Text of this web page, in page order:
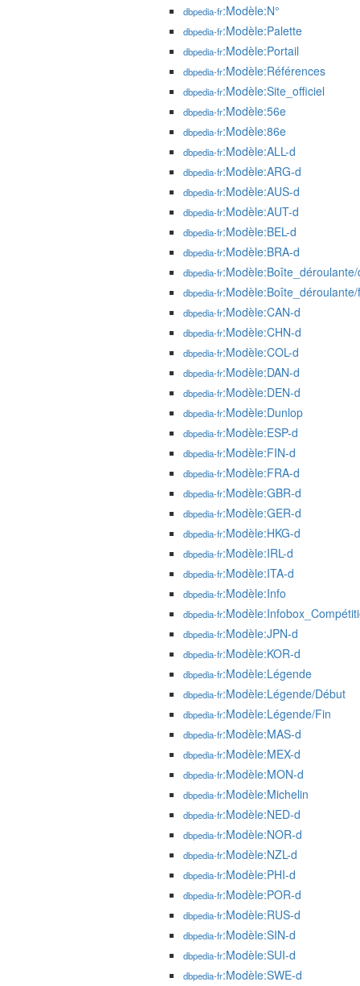
dbpedia-fr:Modèle:N°
dbpedia-fr:Modèle:Palette
dbpedia-fr:Modèle:Portail
dbpedia-fr:Modèle:Références
dbpedia-fr:Modèle:Site_officiel
dbpedia-fr:Modèle:56e
dbpedia-fr:Modèle:86e
dbpedia-fr:Modèle:ALL-d
dbpedia-fr:Modèle:ARG-d
dbpedia-fr:Modèle:AUS-d
dbpedia-fr:Modèle:AUT-d
dbpedia-fr:Modèle:BEL-d
dbpedia-fr:Modèle:BRA-d
dbpedia-fr
dbpedia-fr
dbpedia-fr:Modèle:CAN-d
dbpedia-fr:Modèle:CHN-d
dbpedia-fr:Modèle:COL-d
dbpedia-fr:Modèle:DAN-d
dbpedia-fr:Modèle:DEN-d
dbpedia-fr:Modèle:Dunlop
dbpedia-fr:Modèle:ESP-d
dbpedia-fr:Modèle:FIN-d
dbpedia-fr:Modèle:FRA-d
dbpedia-fr:Modèle:GBR-d
dbpedia-fr:Modèle:GER-d
dbpedia-fr:Modèle:HKG-d
dbpedia-fr:Modèle:IRL-d
dbpedia-fr:Modèle:ITA-d
dbpedia-fr:Modèle:Info
dbpedia-fr
dbpedia-fr:Modèle:JPN-d
dbpedia-fr:Modèle:KOR-d
dbpedia-fr:Modèle:Légende
dbpedia-fr:Modèle:Légende/Début
dbpedia-fr:Modèle:Légende/Fin
dbpedia-fr:Modèle:MAS-d
dbpedia-fr:Modèle:MEX-d
dbpedia-fr:Modèle:MON-d
dbpedia-fr:Modèle:Michelin
dbpedia-fr:Modèle:NED-d
dbpedia-fr:Modèle:NOR-d
dbpedia-fr:Modèle:NZL-d
dbpedia-fr:Modèle:PHI-d
dbpedia-fr:Modèle:POR-d
dbpedia-fr:Modèle:RUS-d
dbpedia-fr:Modèle:SIN-d
dbpedia-fr:Modèle:SUI-d
dbpedia-fr:Modèle:SWE-d